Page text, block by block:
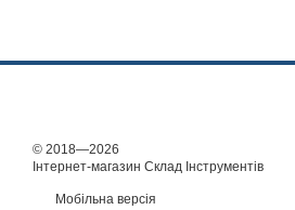
© 2018—2026
Інтернет-магазин Склад Інструментів
Мобільна версія